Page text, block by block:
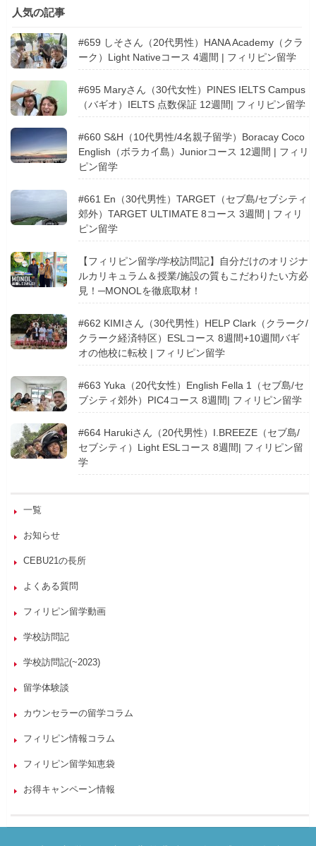
人気の記事
#659 しそさん（20代男性）HANA Academy（クラ
ーク）Light Nativeコース 4週間 | フィリピン留学
#695 Maryさん（30代女性）PINES IELTS Campus
（バギオ）IELTS 点数保証 12週間| フィリピン留学
#660 S&H（10代男性/4名親子留学）Boracay Coco
English（ボラカイ島）Juniorコース 12週間 | フィリ
ピン留学
#661 En（30代男性）TARGET（セブ島/セブシティ
郊外）TARGET ULTIMATE 8コース 3週間 | フィリ
ピン留学
【フィリピン留学/学校訪問記】自分だけのオリジナ
ルカリキュラム＆授業/施設の質もこだわりたい方必
見！─MONOLを徹底取材！
#662 KIMIさん（30代男性）HELP Clark（クラーク/
クラーク経済特区）ESLコース 8週間+10週間バギ
オの他校に転校 | フィリピン留学
#663 Yuka（20代女性）English Fella 1（セブ島/セ
ブシティ郊外）PIC4コース 8週間| フィリピン留学
#664 Harukiさん（20代男性）I.BREEZE（セブ島/
セブシティ）Light ESLコース 8週間| フィリピン留
学
一覧
お知らせ
CEBU21の長所
よくある質問
フィリピン留学動画
学校訪問記
学校訪問記(~2023)
留学体験談
カウンセラーの留学コラム
フィリピン情報コラム
フィリピン留学知恵袋
お得キャンペーン情報